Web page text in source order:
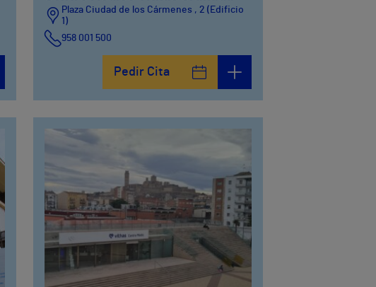
Plaza Ciudad de los Cármenes , 2 (Edificio
1)
958 001 500
Pedir Cita